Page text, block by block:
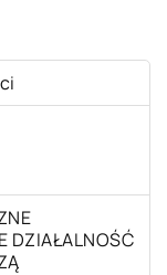
DZIAŁALNOŚĆ